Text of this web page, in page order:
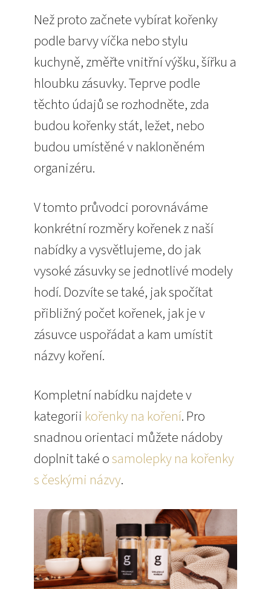
Než proto začnete vybírat kořenky
podle barvy víčka nebo stylu
kuchyně, změřte vnitřní výšku, šířku a
hloubku zásuvky. Teprve podle
těchto údajů se rozhodněte, zda
budou kořenky stát, ležet, nebo
budou umístěné v nakloněném
organizéru.
V tomto průvodci porovnáváme
konkrétní rozměry kořenek z naší
nabídky a vysvětlujeme, do jak
vysoké zásuvky se jednotlivé modely
hodí. Dozvíte se také, jak spočítat
přibližný počet kořenek, jak je v
zásuvce uspořádat a kam umístit
názvy koření.
Kompletní nabídku najdete v
kategorii kořenky na koření. Pro
snadnou orientaci můžete nádoby
doplnit také osamolepky na kořenky
s českými názvy.